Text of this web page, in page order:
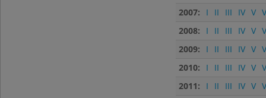
2007:
I II III IV V
2008:
I II III IV V
2009:
I II III IV V
2010:
I II III IV V
2011:
I II III IV V